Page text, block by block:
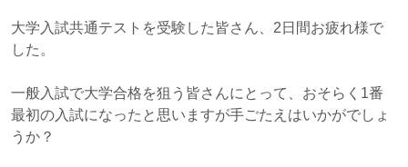
大学入試共通テストを受験した皆さん、 2日間お疲れ様で
した。
一般入試で大学合格を狙う皆さんにとって、 おそらく1番
最初の入試になったと思いますが手ごたえはいかがでしょ
うか？